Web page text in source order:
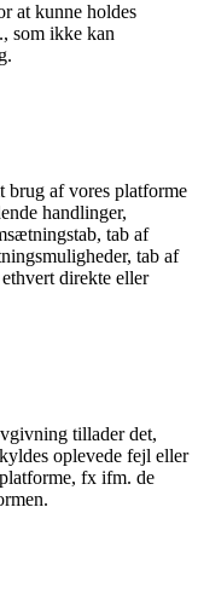
at kunne holdes
som ikke kan
af vores platforme
handlinger,
tab af
tab af
direkte eller
tillader det,
oplevede fejl eller
fx ifm. de